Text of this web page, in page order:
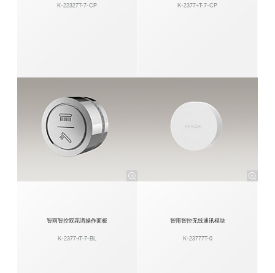
K-22327T-7-CP K-23774T-7-CP
智雨智控双花洒操作面板
K-23774T-7-BL
智雨智控无线通讯模块
K-23777T-0